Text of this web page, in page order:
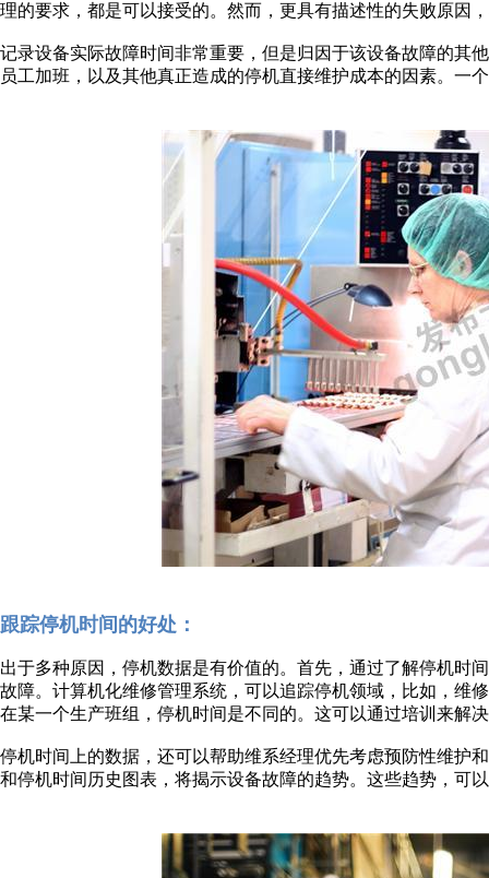
理的要求，都是可以接受的。然而，更具有描述性的失败原因
记录设备实际故障时间非常重要，但是归因于该设备故障的其
员工加班，以及其他真正造成的停机直接维护成本的因素。一
跟踪停机时间的好处：
出于多种原因，停机数据是有价值的。首先，通过了解停机时
故障。计算机化维修管理系统，可以追踪停机领域，比如，维
在某一个生产班组，停机时间是不同的。这可以通过培训来解
停机时间上的数据，还可以帮助维系经理优先考虑预防性维护
和停机时间历史图表，将揭示设备故障的趋势。这些趋势，可